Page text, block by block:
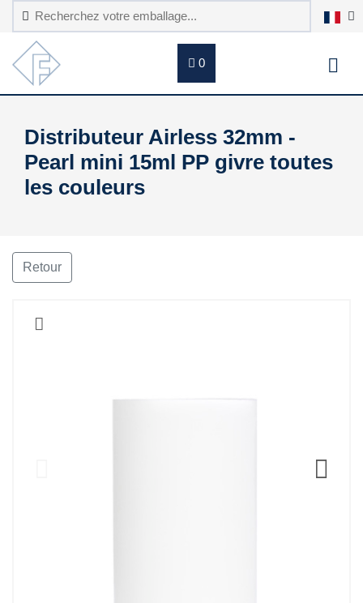
0
Distributeur Airless 32mm -
Pearl mini 15ml PP givre toutes
les couleurs
Retour